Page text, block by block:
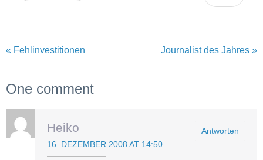
« Fehlinvestitionen Journalist des Jahres »
One comment
Antworten
Heiko
16. DEZEMBER 2008 AT 14:50